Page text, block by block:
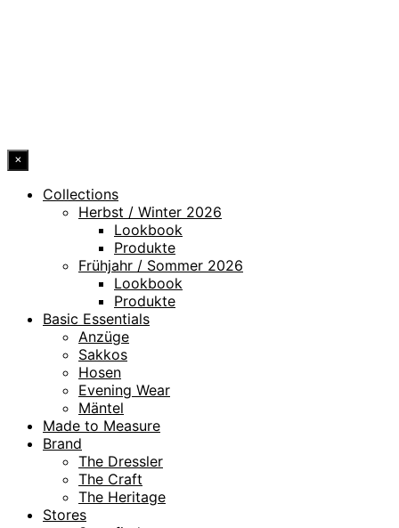
×
Collections
Herbst / Winter 2026
Lookbook
Produkte
Frühjahr / Sommer 2026
Lookbook
Produkte
Basic Essentials
Anzüge
Sakkos
Hosen
Evening Wear
Mäntel
Made to Measure
Brand
The Dressler
The Craft
The Heritage
Stores